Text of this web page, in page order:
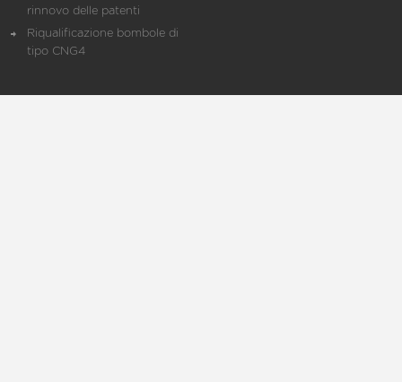
rinnovo delle patenti
Riqualificazione bombole di
tipo CNG4